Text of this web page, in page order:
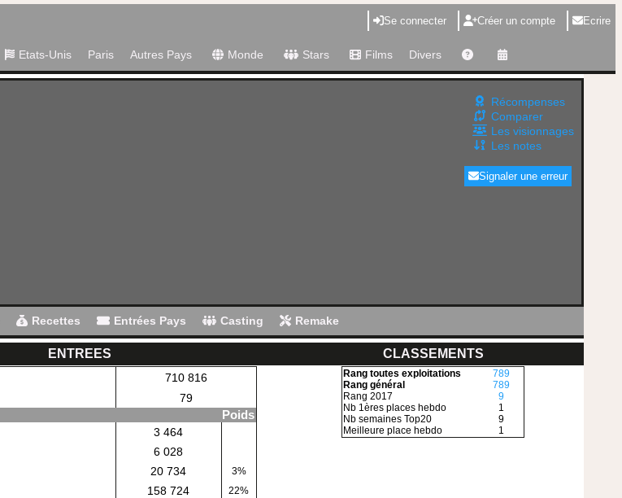
Se connecter Créer un compte Ecrire
Etats-Unis Paris Autres Pays Monde Stars Films Divers
Récompenses
Comparer
Les visionnages
Les notes
Signaler une erreur
Recettes Entrées Pays Casting Remake
ENTREES CLASSEMENTS
710 816
79
Poids
3 464
6 028
20 734
3%
158 724
22%
Rang toutes exploitations
Rang général
Rang 2017
Nb 1ères places hebdo
Nb semaines Top20
Meilleure place hebdo
789
789
9
1
9
1